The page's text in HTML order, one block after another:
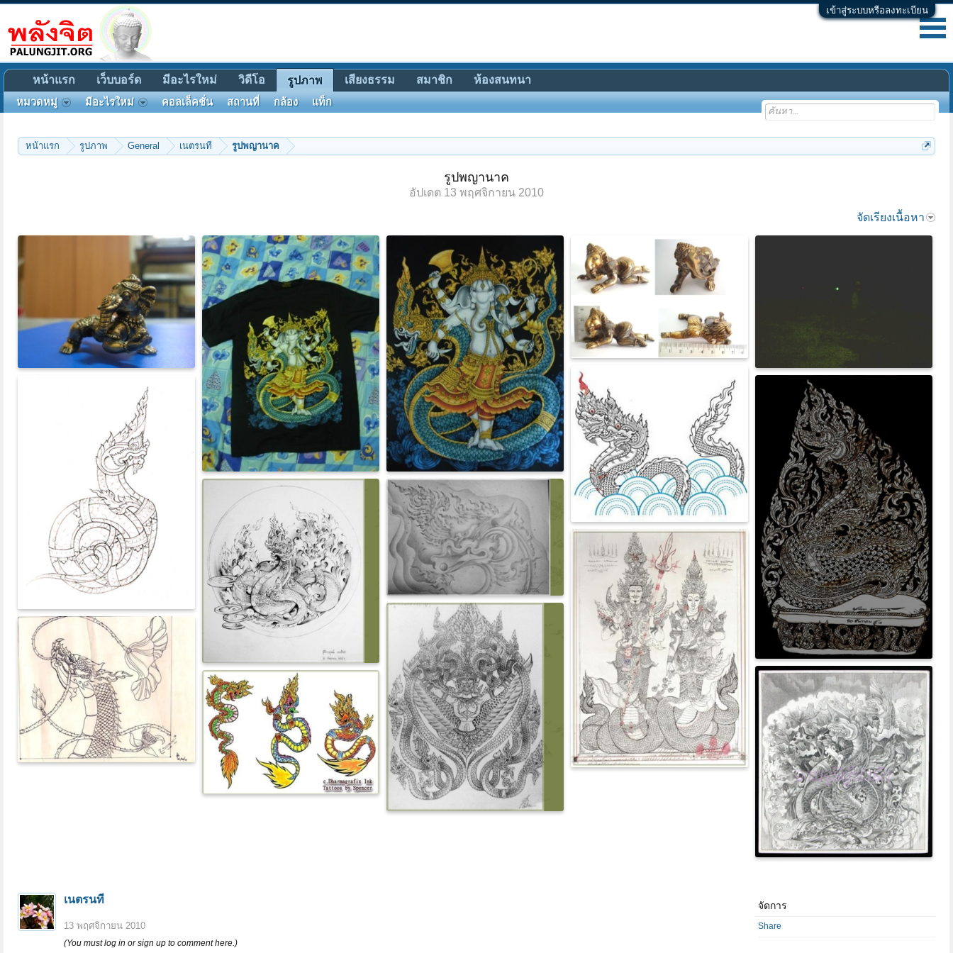
เข้าสู่ระบบหรือลงทะเบียน
หน้าแรก รูปภาพ General เนตรนที รูปพญานาค
รูปพญานาค
อัปเดต 13 พฤศจิกายน 2010
จัดเรียงเนื้อหา
เนตรนที
13 พฤศจิกายน 2010
(You must log in or sign up to comment here.)
จัดการ
Share
หน้าแรก เว็บบอร์ด มีอะไรใหม่ วิดีโอ รูปภาพ
หมวดหมู่ มีอะไรใหม่ คอลเล็คชั่น สถานที่ กล้อง แท็ก
เสียงธรรม สมาชิก ห้องสนทนา